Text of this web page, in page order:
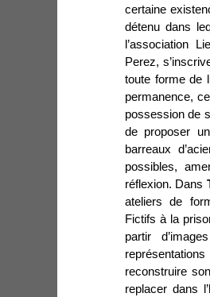
certaine
détenu dans
l’association
Perez,
toute forme de
permanence,
possession de
de proposer
barreaux
possibles,
réflexion. Dans
ateliers de
Fictifs à la
partir
reconstruire
replacer dans